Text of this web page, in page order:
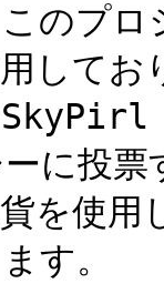
このプ
用して
に投
貨を使
す。